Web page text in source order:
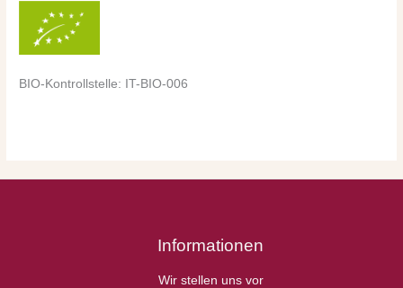
BIO-Kontrollstelle: IT-BIO-006
Informationen
Wir stellen uns vor